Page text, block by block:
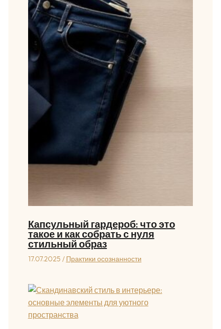
Капсульный гардероб: что это
такое и как собрать с нуля
стильный образ
17.07.2025 / Практики осознанности